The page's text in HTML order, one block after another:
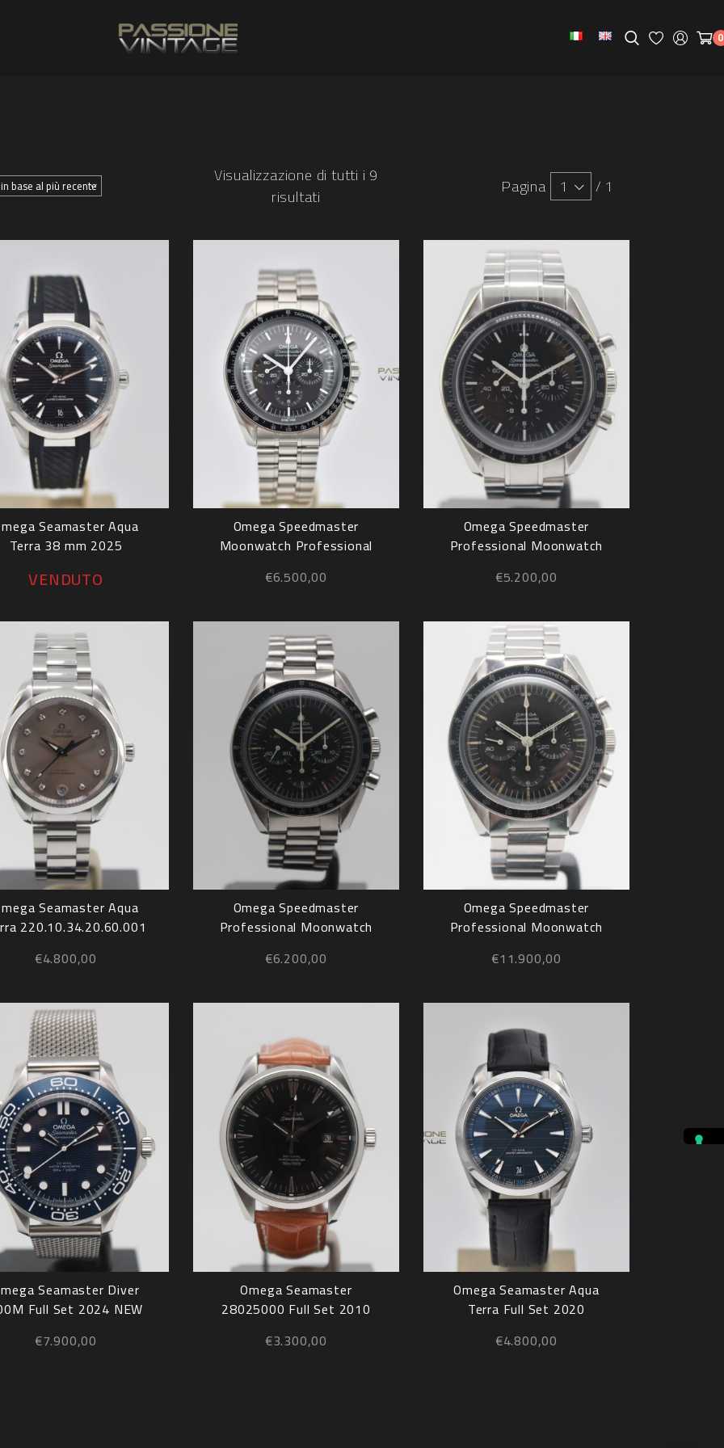
0
Visualizzazione di tutti i 9
risultati
Pagina 1 / 1
Seamaster Aqua
Terra 38 mm 2025
VENDUTO
Omega Speedmaster
Moonwatch Professional
€6.500,00
Omega Speedmaster
Professional Moonwatch
€5.200,00
Seamaster Aqua
220.10.34.20.60.001
€4.800,00
Omega Speedmaster
Professional Moonwatch
€6.200,00
Omega Speedmaster
Professional Moonwatch
€11.900,00
Seamaster Diver
Full Set 2024 NEW
€7.900,00
Omega Seamaster
28025000 Full Set 2010
€3.300,00
Omega Seamaster Aqua
Terra Full Set 2020
€4.800,00